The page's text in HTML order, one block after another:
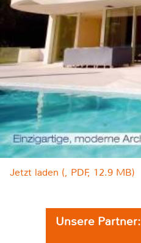
Jetzt laden (, PDF, 12.9 MB)
Unsere Partner: